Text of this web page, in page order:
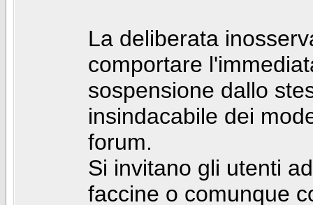
La deliberata
comportare
sospensione dallo
insindacabile dei
forum.
Si invitano gli utenti
faccine o comunque